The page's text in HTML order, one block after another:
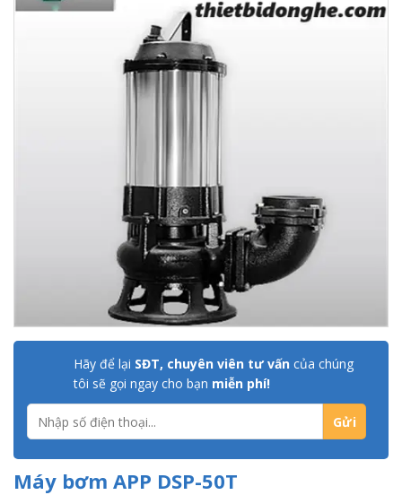
Hãy để lại SĐT, chuyên viên tư vấn của chúng
tôi sẽ gọi ngay cho bạn miễn phí!
Máy bơm APP DSP-50T